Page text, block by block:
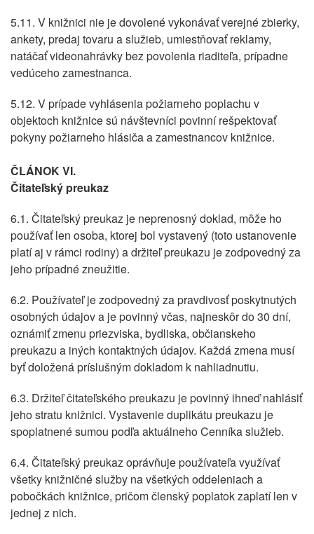
5.11. V knižnici nie je dovolené vykonávať verejné zbierky,
ankety, predaj tovaru a služieb, umiestňovať reklamy,
natáčať videonahrávky bez povolenia riaditeľa, prípadne
vedúceho zamestnanca.
5.12. V prípade vyhlásenia požiarneho poplachu v
objektoch knižnice sú návštevníci povinní rešpektovať
pokyny požiarneho hlásiča a zamestnancov knižnice.
ČLÁNOK VI.
Čitateľský preukaz
6.1. Čitateľský preukaz je neprenosný doklad, môže ho
používať len osoba, ktorej bol vystavený (toto ustanovenie
platí aj v rámci rodiny) a držiteľ preukazu je zodpovedný za
jeho prípadné zneužitie.
6.2. Používateľ je zodpovedný za pravdivosť poskytnutých
osobných údajov a je povinný včas, najneskôr do 30 dní,
oznámiť zmenu priezviska, bydliska, občianskeho
preukazu a iných kontaktných údajov. Každá zmena musí
byť doložená príslušným dokladom k nahliadnutiu.
6.3. Držiteľ čitateľského preukazu je povinný ihneď nahlásiť
jeho stratu knižnici. Vystavenie duplikátu preukazu je
spoplatnené sumou podľa aktuálneho Cenníka služieb.
6.4. Čitateľský preukaz oprávňuje používateľa využívať
všetky knižničné služby na všetkých oddeleniach a
pobočkách knižnice, pričom členský poplatok zaplatí len v
jednej z nich.